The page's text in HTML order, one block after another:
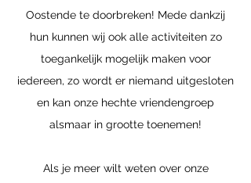
Oostende te doorbreken! Mede dankzij
hun kunnen wij ook alle activiteiten zo
toegankelijk mogelijk maken voor
iedereen, zo wordt er niemand uitgesloten
en kan onze hechte vriendengroep
alsmaar in grootte toenemen!
Als je meer wilt weten over onze